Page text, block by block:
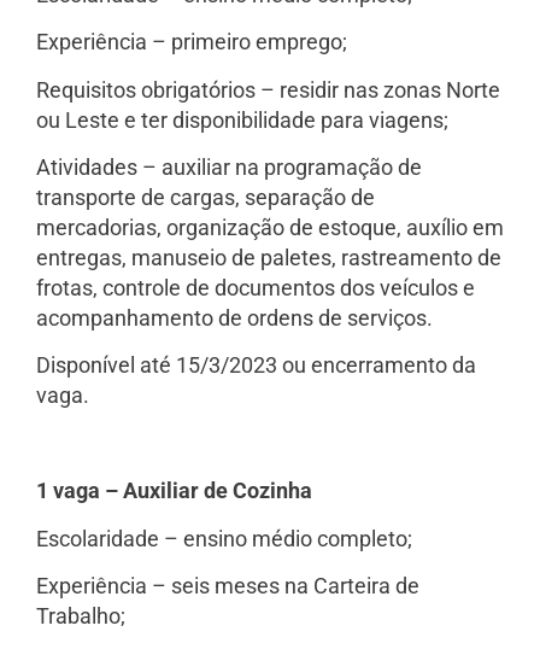
Experiência – primeiro emprego;
Requisitos obrigatórios – residir nas zonas Norte
ou Leste e ter disponibilidade para viagens;
Atividades – auxiliar na programação de
transporte de cargas, separação de
mercadorias, organização de estoque, auxílio em
entregas, manuseio de paletes, rastreamento de
frotas, controle de documentos dos veículos e
acompanhamento de ordens de serviços.
Disponível até 15/3/2023 ou encerramento da
vaga.
1 vaga – Auxiliar de Cozinha
Escolaridade – ensino médio completo;
Experiência – seis meses na Carteira de
Trabalho;